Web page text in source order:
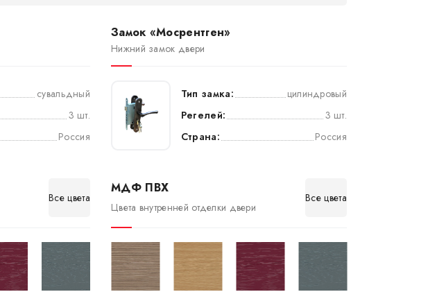
сувальдный
3 шт.
Россия
Замок «Мосрентген»
Нижний замок двери
Тип замка:
цилиндровый
Регелей:
3 шт.
Страна:
Россия
Все цвета
МДФ ПВХ
Цвета внутренней отделки двери
Все цвета